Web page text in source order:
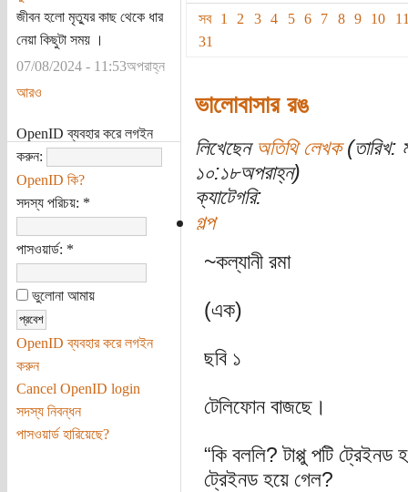
জীবন হলো মৃত্যুর কাছ থেকে ধার
নেয়া কিছুটা সময় ।
07/08/2024 - 11:53অপরাহ্ন
আরও
OpenID ব্যবহার করে লগইন
করুন:
OpenID কি?
সদস্য পরিচয়: *
পাসওয়ার্ড: *
ভুলোনা আমায়
OpenID ব্যবহার করে লগইন
করুন
Cancel OpenID login
সদস্য নিবন্ধন
পাসওয়ার্ড হারিয়েছে?
সব
1 2 3 4 5 6 7 8 9 10
31
ভালোবাসার রঙ
লিখেছেন অতিথি লেখক(তারিখ:
১০:১৮অপরাহ্ন)
ক্যাটেগরি:
গল্প
~কল্যানী রমা
(এক)
ছবি ১
টেলিফোন বাজছে।
“কি বললি? টাপ্পু পটি
ট্রেইনড হয়ে গেল?